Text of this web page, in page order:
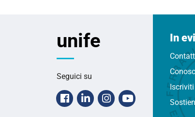
unife
Seguici su
Facebook
LinkedinInstagramYoutube
In